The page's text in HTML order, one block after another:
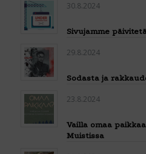
30.8.2024
Sivujamme
29.8.2024
Sodasta ja
23.8.2024
Vailla omaa
Muistissa